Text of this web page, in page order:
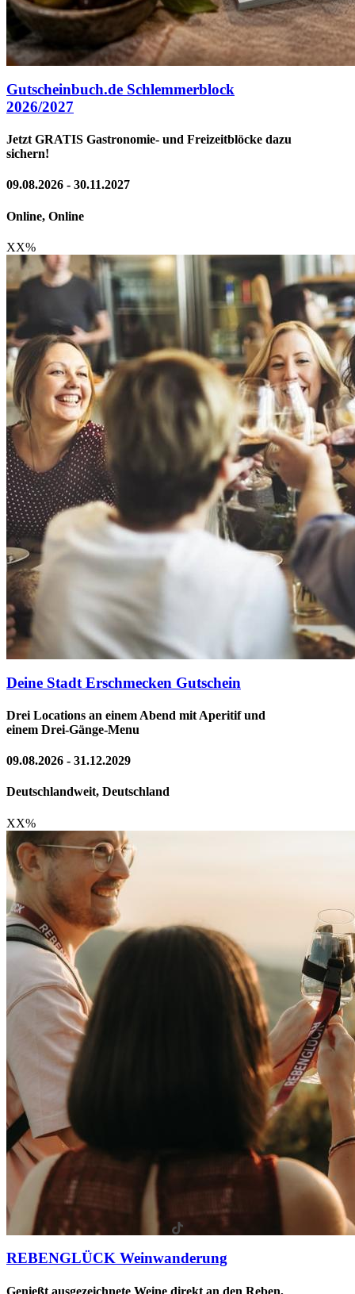
Gutscheinbuch.de Schlemmerblock
2026/2027
Jetzt GRATIS Gastronomie- und Freizeitblöcke dazu
sichern!
09.08.2026 - 30.11.2027
Online, Online
XX%
Deine Stadt Erschmecken Gutschein
Drei Locations an einem Abend mit Aperitif und
einem Drei-Gänge-Menu
09.08.2026 - 31.12.2029
Deutschlandweit, Deutschland
XX%
REBENGLÜCK Weinwanderung
Genießt ausgezeichnete Weine direkt an den Reben,